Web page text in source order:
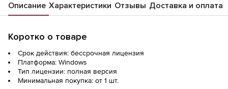
Описание Характеристики Отзывы Доставка и оплата
Коротко о товаре
Срок действия: бессрочная лицензия
Платформа: Windows
Тип лицензии: полная версия
Минимальная покупка: от 1 шт.